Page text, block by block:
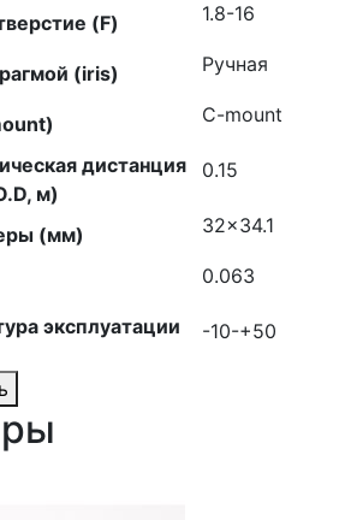
(F) 1.8-16
(iris) Ручная
C-mount
дистанция
м)
0.15
(мм) 32×34.1
0.063
эксплуатации
-10-+50